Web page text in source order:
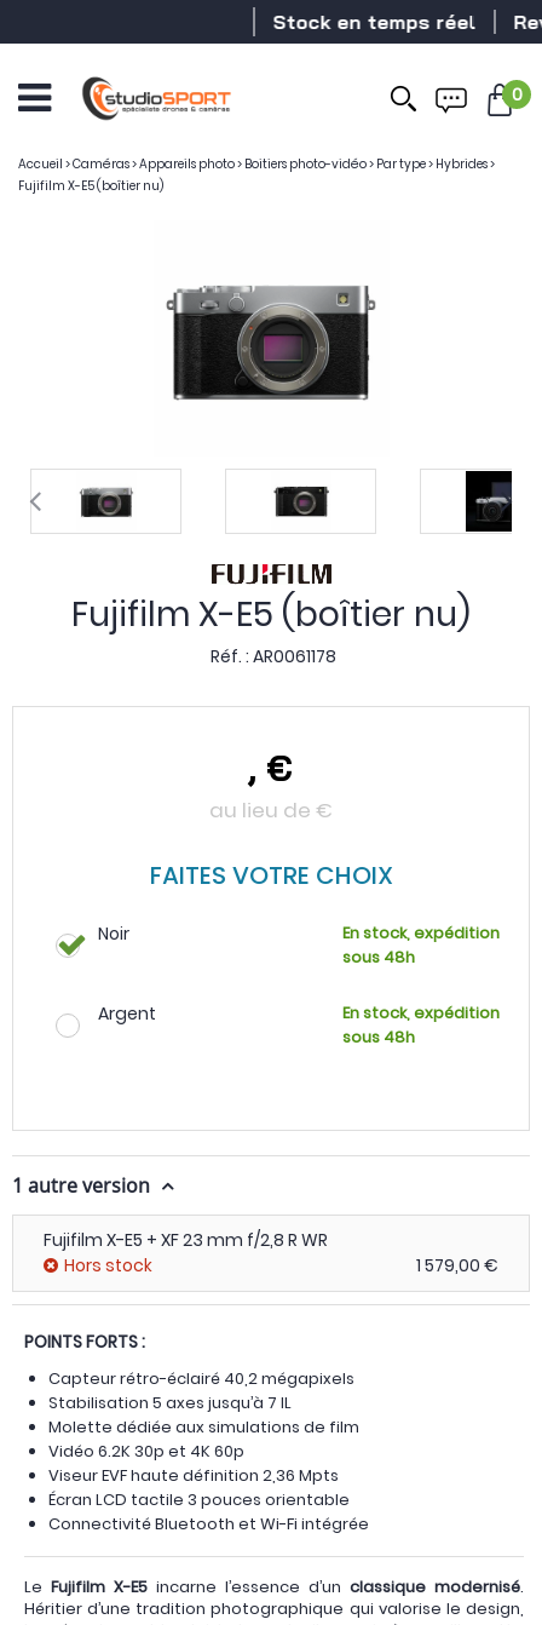
Stock en temps réel
0
Accueil >Caméras>Appareils photo> Boitiers photo-vidéo> Par type> Hybrides>
Fujifilm X-E5 (boîtier nu)
Fujifilm X-E5 (boîtier nu)
Réf. : AR0061178
, €
au lieu de €
FAITES VOTRE CHOIX
Noir
En stock, expédition
sous 48h
Argent
En stock, expédition
sous 48h
1 autre version
Fujifilm X-E5 + XF 23 mm f/2,8 R WR
Hors stock
1 579,00 €
POINTS FORTS :
Capteur rétro-éclairé 40,2 mégapixels
Stabilisation 5 axes jusqu’à 7 IL
Molette dédiée aux simulations de film
Vidéo 6.2K 30p et 4K 60p
Viseur EVF haute définition 2,36 Mpts
Écran LCD tactile 3 pouces orientable
Connectivité Bluetooth et Wi-Fi intégrée
Le Fujifilm X-E5 incarne l’essence d’un classique modernisé.
Héritier d’une tradition photographique qui valorise le design,